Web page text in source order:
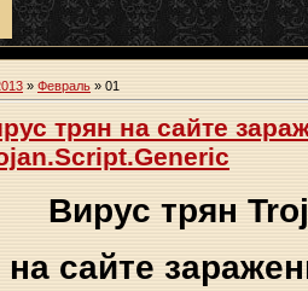
» Февраль » 01
трян на сайте
Вирус трян
на сайте